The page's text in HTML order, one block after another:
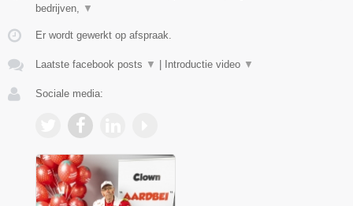
bedrijven,
▼
Er wordt gewerkt op afspraak.
Laatste facebook posts ▼ | Introductie video ▼
Sociale media: